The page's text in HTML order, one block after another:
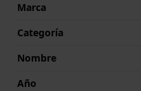
Marca
Categoría
Nombre
Año